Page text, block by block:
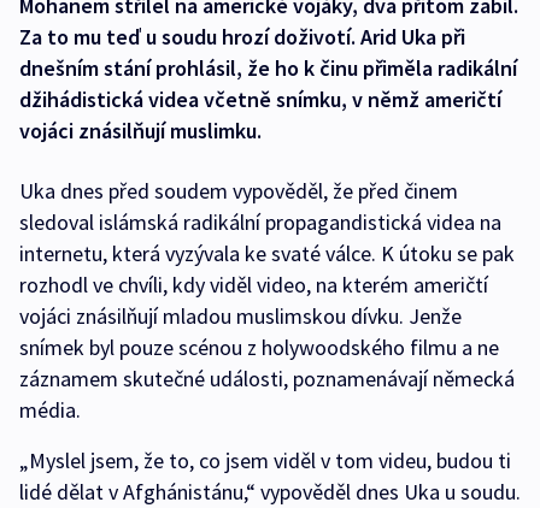
Mohanem střílel na americké vojáky, dva přitom zabil.
Za to mu teď u soudu hrozí doživotí. Arid Uka při
dnešním stání prohlásil, že ho k činu přiměla radikální
džihádistická videa včetně snímku, v němž američtí
vojáci znásilňují muslimku.
Uka dnes před soudem vypověděl, že před činem
sledoval islámská radikální propagandistická videa na
internetu, která vyzývala ke svaté válce. K útoku se pak
rozhodl ve chvíli, kdy viděl video, na kterém američtí
vojáci znásilňují mladou muslimskou dívku. Jenže
snímek byl pouze scénou z holywoodského filmu a ne
záznamem skutečné události, poznamenávají německá
média.
„Myslel jsem, že to, co jsem viděl v tom videu, budou ti
lidé dělat v Afghánistánu,“ vypověděl dnes Uka u soudu.